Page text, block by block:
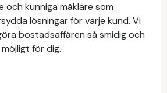
och kunniga mäklare som
lösningar för varje kund. Vi
bostadsaffären så smidig och
för dig.